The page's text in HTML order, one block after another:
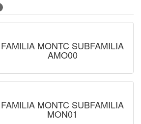
FAMILIA MONTC SUBFAMILIA
AMO00
FAMILIA MONTC SUBFAMILIA
MON01